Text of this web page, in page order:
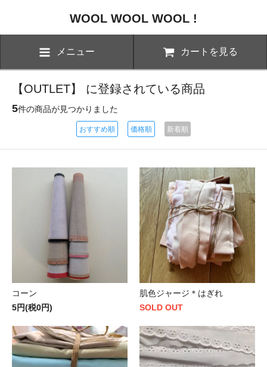
WOOL WOOL WOOL !
メニュー カートを見る
【OUTLET】 に登録されている商品
5件の商品が見つかりました
おすすめ順 価格順 新着順
コーン
5円(税0円)
肌色ジャージ＊はぎれ
SOLD OUT